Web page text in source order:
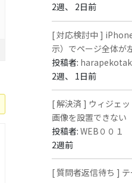
2週、 2日前
[ 対応検討中 ]
示）でページ全体が
投稿者:
2週、 1日前
[ 解決済 ] ウィジェ
画像を設置できない
投稿者:WEB００１
2週前
[ 質問者返信待ち ]